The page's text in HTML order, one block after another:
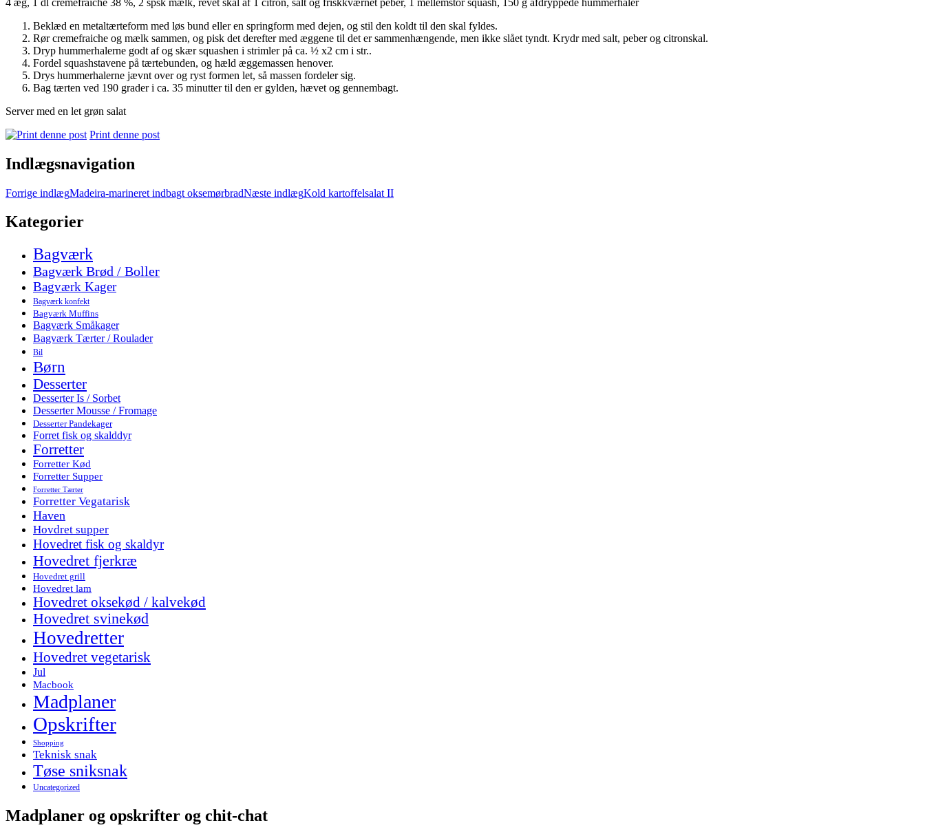
Beklæd en metaltærteform med løs bund eller en springform med dejen, og stil den koldt til den skal fyldes.
Rør cremefraiche og mælk sammen, og pisk det derefter med æggene til det er sammenhængende, men ikke slået tyndt. Krydr med salt, peber og citronskal.
Dryp hummerhalerne godt af og skær squashen i strimler på ca. ½ x2 cm i str..
Fordel squashstavene på tærtebunden, og hæld æggemassen henover.
Drys hummerhalerne jævnt over og ryst formen let, så massen fordeler sig.
Bag tærten ved 190 grader i ca. 35 minutter til den er gylden, hævet og gennembagt.
Server med en let grøn salat
Print denne post
Indlægsnavigation
Forrige indlægMadeira-marineret indbagt oksemørbradNæste indlægKold kartoffelsalat II
Kategorier
Bagværk
Bagværk Brød / Boller
Bagværk Kager
Bagværk konfekt
Bagværk Muffins
Bagværk Småkager
Bagværk Tærter / Roulader
Bil
Børn
Desserter
Desserter Is / Sorbet
Desserter Mousse / Fromage
Desserter Pandekager
Forret fisk og skalddyr
Forretter
Forretter Kød
Forretter Supper
Forretter Tærter
Forretter Vegatarisk
Haven
Hovdret supper
Hovedret fisk og skaldyr
Hovedret fjerkræ
Hovedret grill
Hovedret lam
Hovedret oksekød / kalvekød
Hovedret svinekød
Hovedretter
Hovedret vegetarisk
Jul
Macbook
Madplaner
Opskrifter
Shopping
Teknisk snak
Tøse sniksnak
Uncategorized
Madplaner og opskrifter og chit-chat